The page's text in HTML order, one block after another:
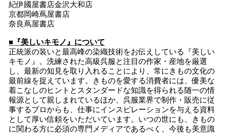
紀伊國屋書店金沢大和店
京都岡崎蔦屋書店
奈良蔦屋書店
■『美しいキモノ』について
正統派の装いと最高峰の染織技術をお伝えしている『美しい
キモノ』。洗練された高級呉服と注目の作家・産地を厳選
し、最新の知見を取り入れることにより、常にきもの文化の
最前線を捉えています。きものを愛する消費者には、優美な
着こなしのヒントとスタンダードな知識を得られる随一の情
報源として親しまれているほか、呉服業界で制作・販売に従
事するプロからも、仕事にインスピレーションを与える資料
として厚い信頼をいただいています。いつの世にも、きもの
に関わる方に必須の専門メディアであるべく、今後も美意識